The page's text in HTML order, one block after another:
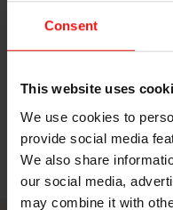
Consent
This website uses
We use cookies to
provide social media
We also share
our social media,
may combine it with
déperlance et
protéger contre
lubrification et
Feuille de révision